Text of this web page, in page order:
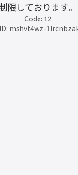
限しております。
Code: 12
mshvt4wz-